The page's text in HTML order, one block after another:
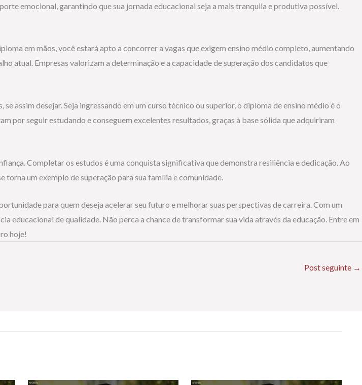
emocional, garantindo que sua jornada educacional seja a mais tranquila e produtiva possível.
em mãos, você estará apto a concorrer a vagas que exigem ensino médio completo, aumentando
atual. Empresas valorizam a determinação e a capacidade de superação dos candidatos que
assim desejar. Seja ingressando em um curso técnico ou superior, o diploma de ensino médio é o
por seguir estudando e conseguem excelentes resultados, graças à base sólida que adquiriram
Completar os estudos é uma conquista significativa que demonstra resiliência e dedicação. Ao
um exemplo de superação para sua família e comunidade.
para quem deseja acelerar seu futuro e melhorar suas perspectivas de carreira. Com um
de qualidade. Não perca a chance de transformar sua vida através da educação. Entre em
hoje!
Post seguinte →